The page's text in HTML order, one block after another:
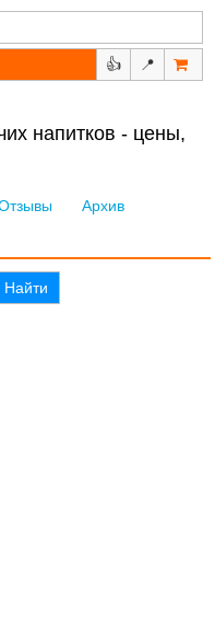
👍 📍
напитков - цены,
Архив
Найти